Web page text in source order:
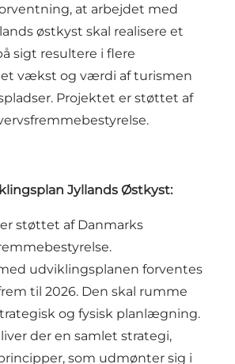
at arbejdet med
østkyst skal realisere et
sigt resultere i flere
vækst og værdi af turismen
Projektet er støttet af
Jyllands Østkyst:
støttet af Danmarks
udviklingsplanen forventes
til 2026. Den skal rumme
og fysisk planlægning.
der en samlet strategi,
som udmønter sig i